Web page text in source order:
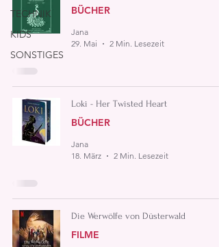
TECHNIK
KIDS
SONSTIGES
BÜCHER
Jana
29. Mai
2 Min. Lesezeit
Loki - Her Twisted Heart
BÜCHER
Jana
18. März
2 Min. Lesezeit
Die Werwölfe von Düsterwald
FILME